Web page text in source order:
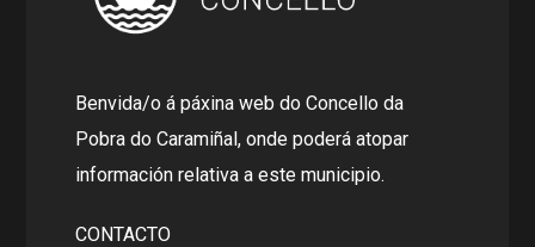
Benvida/o á páxina web do Concello da
Pobra do Caramiñal, onde poderá atopar
información relativa a este municipio.
CONTACTO